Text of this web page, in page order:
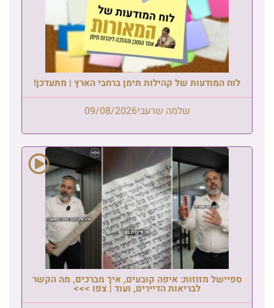
לוח המודעות של קהילות תימן ברחבי הארץ | מתעדכן!
שלמה שרעבי09/08/2026
ספיישל מזוזות: איפה קובעים, איך מברכים, מה הקשר
לבריאות הדיירים, ועוד | צפו >>>